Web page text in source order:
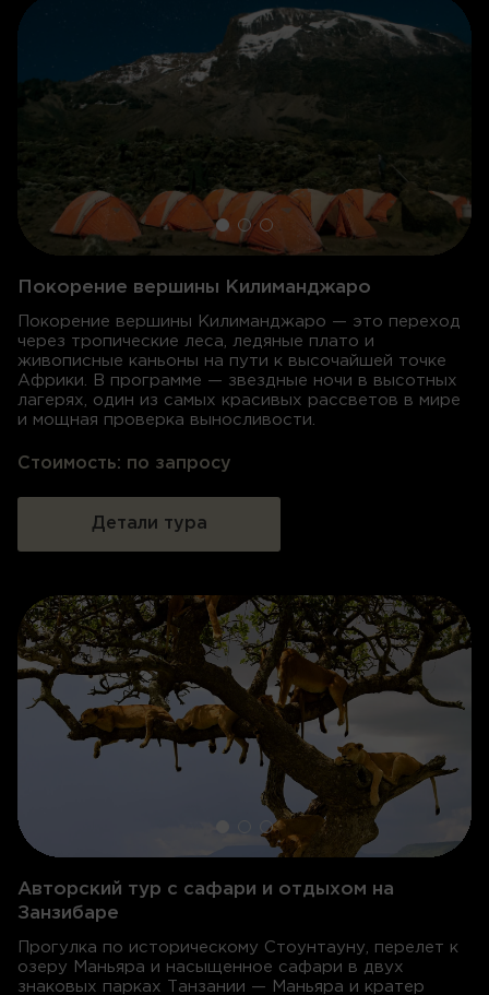
Покорение вершины Килиманджаро
Покорение вершины Килиманджаро — это переход
через тропические леса, ледяные плато и
живописные каньоны на пути к высочайшей точке
Африки. В программе — звездные ночи в высотных
лагерях, один из самых красивых рассветов в мире
и мощная проверка выносливости.
Стоимость: по запросу
Детали тура
Авторский тур с сафари и отдыхом на
Занзибаре
Прогулка по историческому Стоунтауну, перелет к
озеру Маньяра и насыщенное сафари в двух
знаковых парках Танзании — Маньяра и кратер